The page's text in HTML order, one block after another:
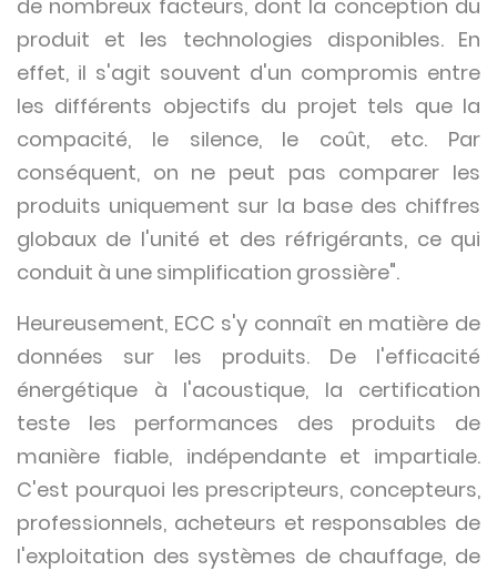
de nombreux facteurs, dont la conception du
produit et les technologies disponibles. En
effet, il s'agit souvent d'un compromis entre
les différents objectifs du projet tels que la
compacité, le silence, le coût, etc. Par
conséquent, on ne peut pas comparer les
produits uniquement sur la base des chiffres
globaux de l'unité et des réfrigérants, ce qui
conduit à une simplification grossière".
Heureusement, ECC s'y connaît en matière de
données sur les produits. De l'efficacité
énergétique à l'acoustique, la certification
teste les performances des produits de
manière fiable, indépendante et impartiale.
C'est pourquoi les prescripteurs, concepteurs,
professionnels, acheteurs et responsables de
l'exploitation des systèmes de chauffage, de